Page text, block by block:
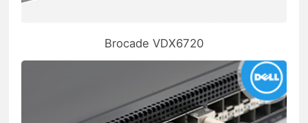
Brocade VDX6720